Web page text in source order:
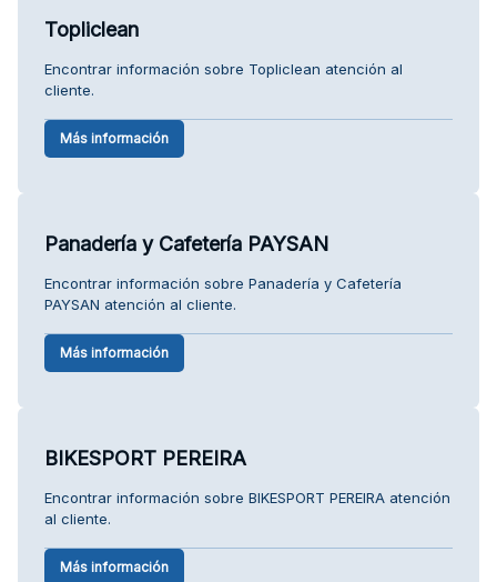
Topliclean
Encontrar información sobre Topliclean atención al
cliente.
Más información
Panadería y Cafetería PAYSAN
Encontrar información sobre Panadería y Cafetería
PAYSAN atención al cliente.
Más información
BIKESPORT PEREIRA
Encontrar información sobre BIKESPORT PEREIRA atención
al cliente.
Más información